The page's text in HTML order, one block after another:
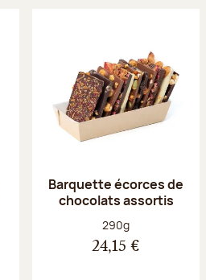
Barquette écorces de
chocolats assortis
Poids net :
290g
24,15 €